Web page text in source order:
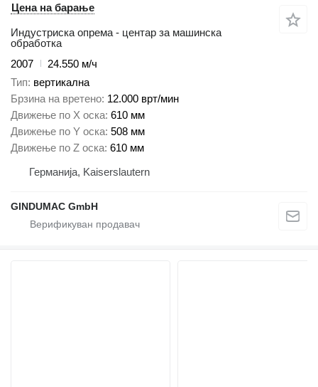
Цена на барање
Индустриска опрема - центар за машинска
обработка
2007
24.550 м/ч
Тип вертикална
Брзина на вретено 12.000 врт/мин
Движење по Х оска 610 мм
Движење по Y оска 508 мм
Движење по Z оска 610 мм
Германија, Kaiserslautern
GINDUMAC GmbH